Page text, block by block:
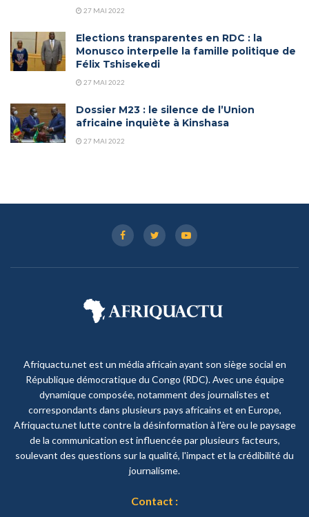
27 MAI 2022
Elections transparentes en RDC : la
Monusco interpelle la famille politique de
Félix Tshisekedi
27 MAI 2022
Dossier M23 : le silence de l’Union
africaine inquiète à Kinshasa
27 MAI 2022
Afriquactu.net est un média africain ayant son siège social en
République démocratique du Congo (RDC). Avec une équipe
dynamique composée, notamment des journalistes et
correspondants dans plusieurs pays africains et en Europe,
Afriquactu.net lutte contre la désinformation à l'ère ou le paysage
de la communication est influencée par plusieurs facteurs,
soulevant des questions sur la qualité, l'impact et la crédibilité du
journalisme.
Contact :